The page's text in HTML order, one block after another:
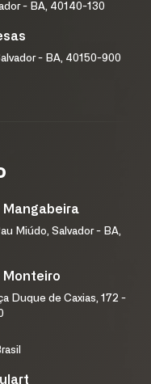
- BA, 40140-130
- BA, 40150-900
Mangabeira
Miúdo, Salvador - BA,
Monteiro
Duque de Caxias, 172 -